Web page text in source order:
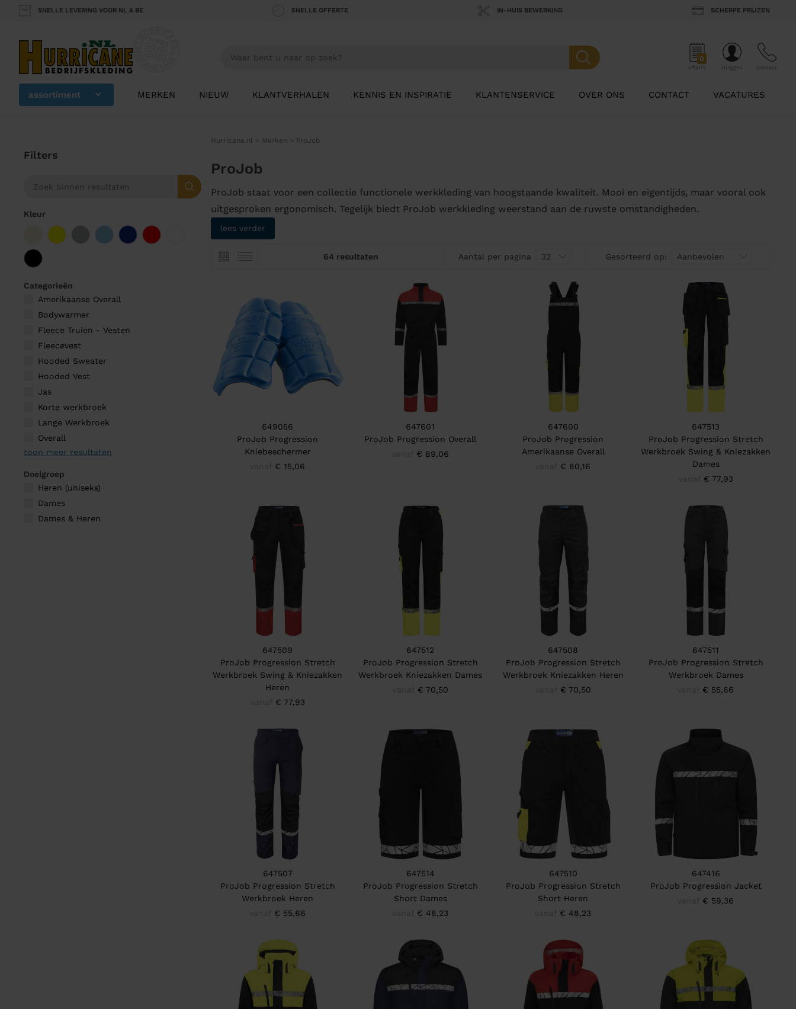
SNELLE LEVERING VOOR NL & BE SNELLE OFFERTE IN-HUIS BEWERKING SCHERPE PRIJZEN
0
offerte inloggen contact
assortiment MERKEN NIEUW KLANTVERHALEN KENNIS EN INSPIRATIE KLANTENSERVICE OVER ONS CONTACT VACATURES
Filters
Kleur
Categorieën
Amerikaanse Overall
Bodywarmer
Fleece Truien - Vesten
Fleecevest
Hooded Sweater
Hooded Vest
Jas
Korte werkbroek
Lange Werkbroek
Overall
toon meer resultaten
Doelgroep
Heren (uniseks)
Dames
Dames & Heren
Hurricane.nl > Merken > ProJob
ProJob
ProJob staat voor een collectie functionele werkkleding van hoogstaande kwaliteit. Mooi en eigentijds, maar vooral ook
uitgesproken ergonomisch. Tegelijk biedt ProJob werkkleding weerstand aan de ruwste omstandigheden.
lees verder
64 resultaten Aantal per pagina Gesorteerd op:
649056
ProJob Progression
Kniebeschermer
€ 15,06
647601
ProJob Progression Overall
€ 89,06
647600
ProJob Progression
Amerikaanse Overall
€ 80,16
647513
ProJob Progression Stretch
Werkbroek Swing & Kniezakken
Dames
€ 77,93
647509
ProJob Progression Stretch
Werkbroek Swing & Kniezakken
Heren
€ 77,93
647512
ProJob Progression Stretch
Werkbroek Kniezakken Dames
€ 70,50
647508
ProJob Progression Stretch
Werkbroek Kniezakken Heren
€ 70,50
647511
ProJob Progression Stretch
Werkbroek Dames
€ 55,66
647507
ProJob Progression Stretch
Werkbroek Heren
€ 55,66
647514
ProJob Progression Stretch
Short Dames
€ 48,23
647510
ProJob Progression Stretch
Short Heren
€ 48,23
647416
ProJob Progression Jacket
€ 59,36